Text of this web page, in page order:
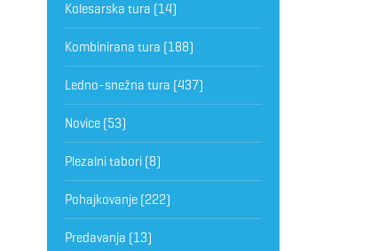
Kolesarska tura (14)
Kombinirana tura (188)
Ledno-snežna tura (437)
Novice(53)
Plezalni tabori(8)
Pohajkovanje(222)
Predavanja (13)